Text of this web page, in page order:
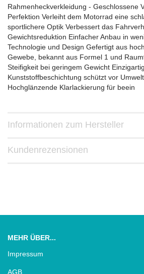
Rahmenheckverkleidung - Geschlossene
Perfektion Verleiht dem Motorrad eine
sportlichere Optik Verbessert das
Gewichtsreduktion Einfacher Anbau in
Technologie und Design Gefertigt aus
Gewebe, bekannt aus Formel 1 und
Steifigkeit bei geringem Gewicht
Kunststoffbeschichtung schützt vor
Hochglänzende Klarlackierung für beein
Informationen zum Hersteller
Kundenrezensionen
MEHR ÜBER...
Impressum
AGB